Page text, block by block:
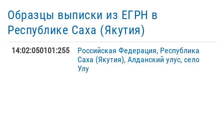
Образцы выписки из ЕГРН в
Республике Саха (Якутия)
14:02:050101:255
Российская Федерация, Республика
Саха (Якутия), Алданский улус, село
Улу